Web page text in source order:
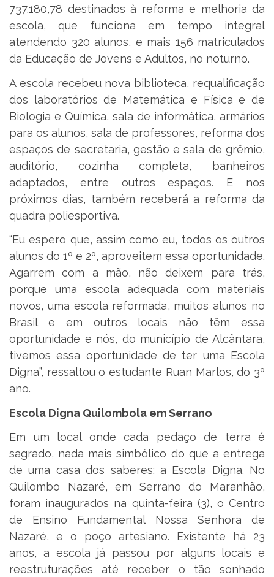
737.180,78 destinados à reforma e melhoria da
escola, que funciona em tempo integral
atendendo 320 alunos, e mais 156 matriculados
da Educação de Jovens e Adultos, no noturno.
A escola recebeu nova biblioteca, requalificação
dos laboratórios de Matemática e Física e de
Biologia e Química, sala de informática, armários
para os alunos, sala de professores, reforma dos
espaços de secretaria, gestão e sala de grêmio,
auditório, cozinha completa, banheiros
adaptados, entre outros espaços. E nos
próximos dias, também receberá a reforma da
quadra poliesportiva.
“Eu espero que, assim como eu, todos os outros
alunos do 1º e 2º, aproveitem essa oportunidade.
Agarrem com a mão, não deixem para trás,
porque uma escola adequada com materiais
novos, uma escola reformada, muitos alunos no
Brasil e em outros locais não têm essa
oportunidade e nós, do município de Alcântara,
tivemos essa oportunidade de ter uma Escola
Digna”, ressaltou o estudante Ruan Marlos, do 3º
ano.
Escola Digna Quilombola em Serrano
Em um local onde cada pedaço de terra é
sagrado, nada mais simbólico do que a entrega
de uma casa dos saberes: a Escola Digna. No
Quilombo Nazaré, em Serrano do Maranhão,
foram inaugurados na quinta-feira (3), o Centro
de Ensino Fundamental Nossa Senhora de
Nazaré, e o poço artesiano. Existente há 23
anos, a escola já passou por alguns locais e
reestruturações até receber o tão sonhado